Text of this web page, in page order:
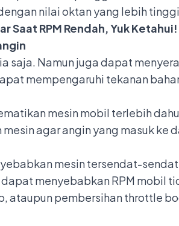
nilai oktan yang lebih
Saat RPM Rendah, Yuk Ketahui!
saja. Namun juga dapat
mempengaruhi tekanan
mesin mobil terlebih
agar angin yang masuk ke
mesin tersendat-
menyebabkan RPM mobil
ataupunpembersihan throttle